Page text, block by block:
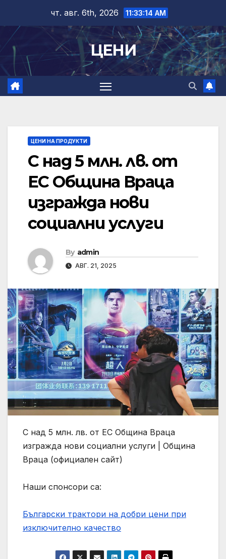
content
чт. авг. 6th, 2026 11:33:15 AM
ЦЕНИ
ЦЕНИ НА ПРОДУКТИ
С над 5 млн. лв. от
ЕС Община Враца
изгражда нови
социални услуги
By admin
АВГ. 21, 2025
С над 5 млн. лв. от ЕС Община Враца
изгражда нови социални услуги | Община
Враца (официален сайт)
Наши спонсори са:
Български трактори на добри цени при
изключително качество